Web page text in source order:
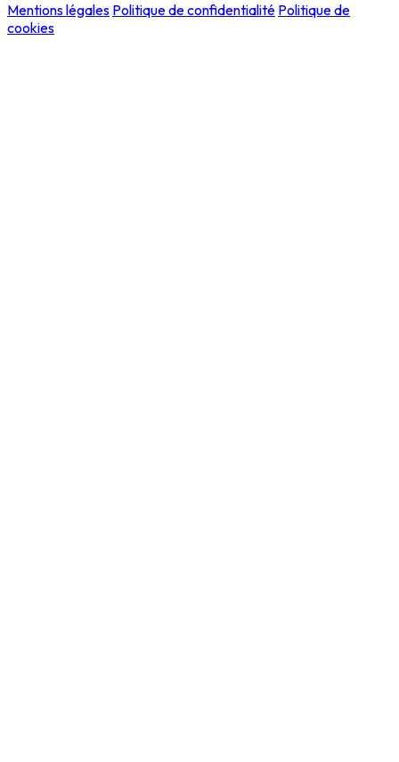
Mentions légales Politique de confidentialité Politique de
cookies